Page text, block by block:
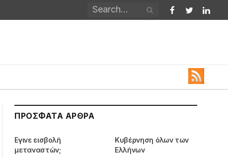
Facebook
Twitter
ΠΡΌΣΦΑΤΑ ΆΡΘΡΑ
Εγινε εισβολή
μεταναστών;
Κυβέρνηση όλων των
Ελλήνων